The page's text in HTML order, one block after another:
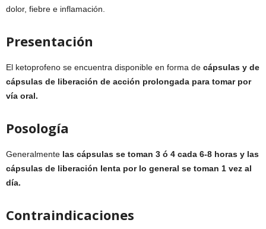
dolor, fiebre e inflamación.
Presentación
El ketoprofeno se encuentra disponible en forma de cápsulas y de
cápsulas de liberación de acción prolongada para tomar por
vía oral.
Posología
Generalmente las cápsulas se toman 3 ó 4 cada 6-8 horas y las
cápsulas de liberación lenta por lo general se toman 1 vez al
día.
Contraindicaciones